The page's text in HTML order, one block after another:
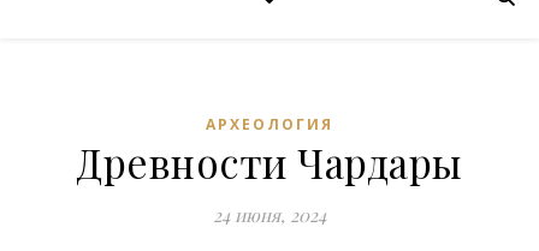
АРХЕОЛОГИЯ
Древности Чардары
24 июня, 2024